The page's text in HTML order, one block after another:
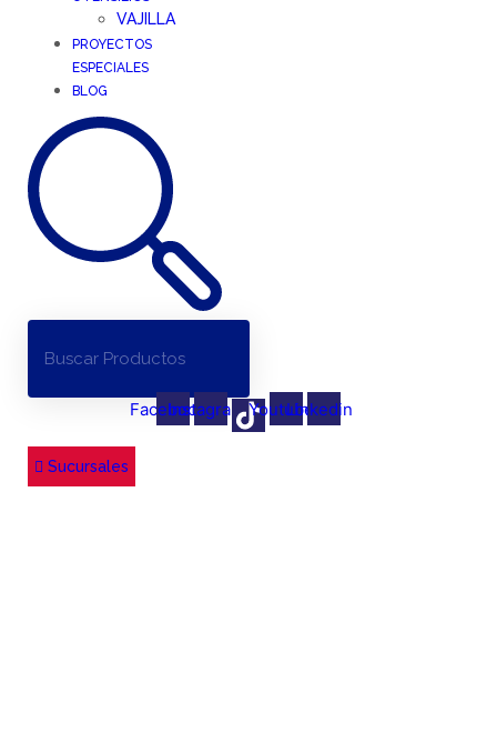
VAJILLA
PROYECTOS
ESPECIALES
BLOG
FacebookInstagramYoutubeLinkedin
Sucursales